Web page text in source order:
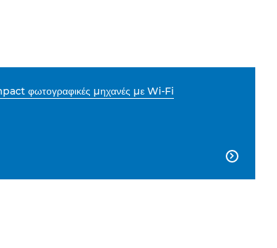
φωτογραφικές μηχανές με Wi-Fi
